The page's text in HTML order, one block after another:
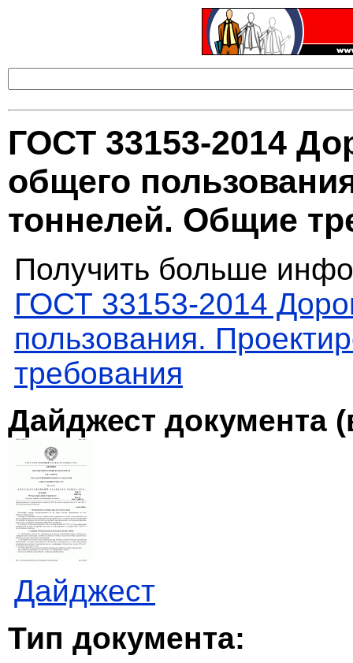
ГОСТ 33153-2014
общего
тоннелей. Общие
Получить больше
ГОСТ 33153-2014
пользования.
требования
Дайджест документа
Дайджест
Тип документа: